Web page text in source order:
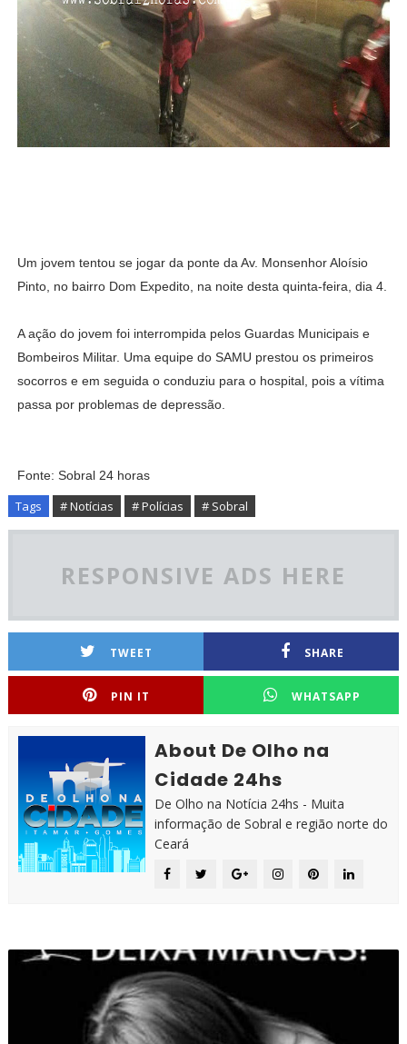
Um jovem tentou se jogar da ponte da Av. Monsenhor Aloísio
Pinto, no bairro Dom Expedito, na noite desta quinta-feira, dia 4.
A ação do jovem foi interrompida pelos Guardas Municipais e
Bombeiros Militar. Uma equipe do SAMU prestou os primeiros
socorros e em seguida o conduziu para o hospital, pois a vítima
passa por problemas de depressão.
Fonte: Sobral 24 horas
Tags # Notícias # Polícias # Sobral
RESPONSIVE ADS HERE
TWEET SHARE
PIN IT WHATSAPP
About De Olho na
Cidade 24hs
De Olho na Notícia 24hs - Muita
informação de Sobral e região norte do
Ceará